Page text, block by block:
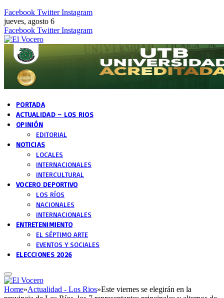
Facebook Twitter Instagram
jueves, agosto 6
Facebook Twitter Instagram
PORTADA
ACTUALIDAD – LOS RIOS
OPINIÓN
EDITORIAL
NOTICIAS
LOCALES
INTERNACIONALES
INTERCULTURAL
VOCERO DEPORTIVO
LOS RÍOS
NACIONALES
INTERNACIONALES
ENTRETENIMIENTO
EL SÉPTIMO ARTE
EVENTOS Y SOCIALES
ELECCIONES 2026
Home»Actualidad - Los Rios»Este viernes se elegirán en la